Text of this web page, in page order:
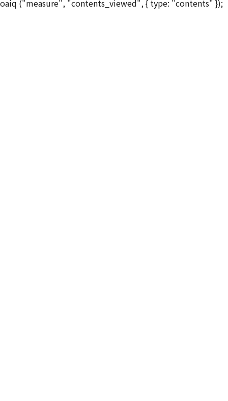
oaiq ("measure", "contents_viewed", { type: "contents" });